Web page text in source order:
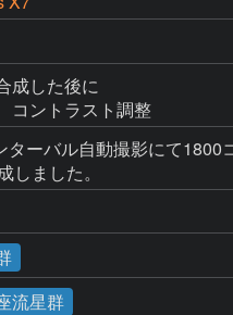
成した後に
コントラスト調整
ーバル自動撮影にて1800
ました。
流星群